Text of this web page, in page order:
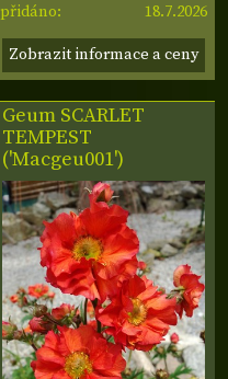
koruny 60-70 cm
přidáno:
18.7.2026
Zobrazit informace a ceny
Geum SCARLET
TEMPEST
('Macgeu001')